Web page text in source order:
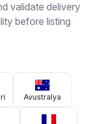
validate delivery
before listing
Avustralya